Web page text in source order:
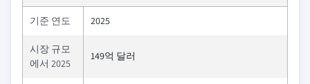
기준 연도 2025
시장 규모
에서 2025
149억 달러